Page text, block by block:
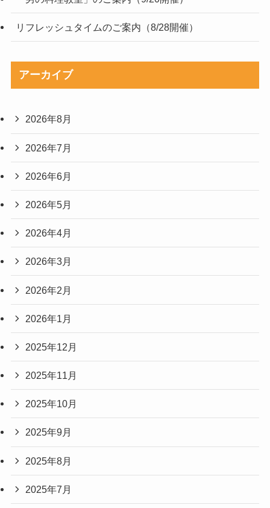
リフレッシュタイムのご案内（8/28開催）
アーカイブ
2026年8月
2026年7月
2026年6月
2026年5月
2026年4月
2026年3月
2026年2月
2026年1月
2025年12月
2025年11月
2025年10月
2025年9月
2025年8月
2025年7月